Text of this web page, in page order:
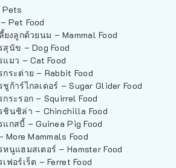
Pets
Pet Food
ยงลูกด้วยนม – Mammal Food
สุนัข – Dog Food
แมว – Cat Food
กระต่าย – Rabbit Food
ชูก้าร์ไกลเดอร์ – Sugar Glider Food
กระรอก – Squirrel Food
ชินชิล่า – Chinchilla Food
แกสบี้ – Guinea Pig Food
More Mammals Food
หนูแฮมสเตอร์ – Hamster Food
เฟอร์เร็ต – Ferret Food